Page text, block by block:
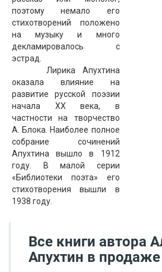
поэтому немало его
стихотворений положено
на музыку и много
декламировалось с
эстрад.
Лирика Апухтина
оказала влияние на
развитие русской поэзии
начала XX века, в
частности на творчество
А. Блока. Наиболее полное
собрание сочинений
Апухтина вышло в 1912
году. В малой серии
«Библиотеки поэта» его
стихотворения вышли в
1938 году.
Все книги автора
Апухтин в продаже